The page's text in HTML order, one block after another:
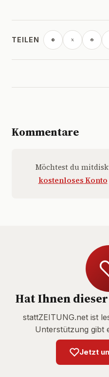
TEILEN
Kommentare
Möchtest du
kostenloses Konto
Hat Ihnen
stattZEITUNG.net ist
Unterstützung gibt
Jetzt